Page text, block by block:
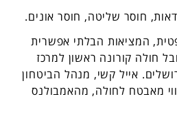
חוסר שליטה, חוסר אונים.
המציאות הבלתי אפשרית
בתאריך 01.03.20 הובל חולה קורונה ראשון למרכז
אייל קשי, מנהל הביטחון
מאבטח לחולה, מהאמבולנס